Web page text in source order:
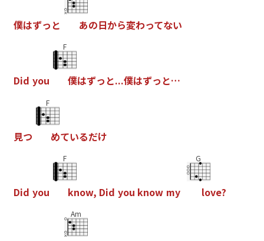
僕はずっ と あの日から変わってない
Did you
F
僕はずっ と...僕はずっ と…
見つ
F
めているだけ
Did you
F
know, Did you know my
G
love?
Am